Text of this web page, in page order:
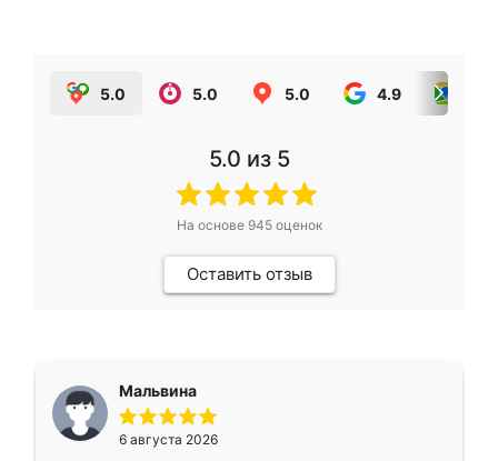
5.0 5.0 5.0 4.9
5.0 из 5
На основе 945оценок
Оставить отзыв
Мальвина
6 августа 2026